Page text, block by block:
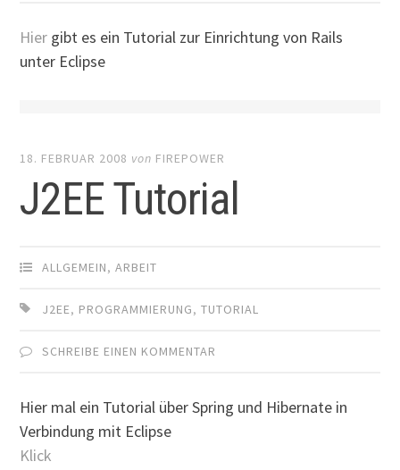
Hier gibt es ein Tutorial zur Einrichtung von Rails
unter Eclipse
18. FEBRUAR 2008 von FIREPOWER
J2EE Tutorial
ALLGEMEIN,ARBEIT
J2EE, PROGRAMMIERUNG,TUTORIAL
SCHREIBE EINEN KOMMENTAR
Hier mal ein Tutorial über Spring und Hibernate in
Verbindung mit Eclipse
Klick